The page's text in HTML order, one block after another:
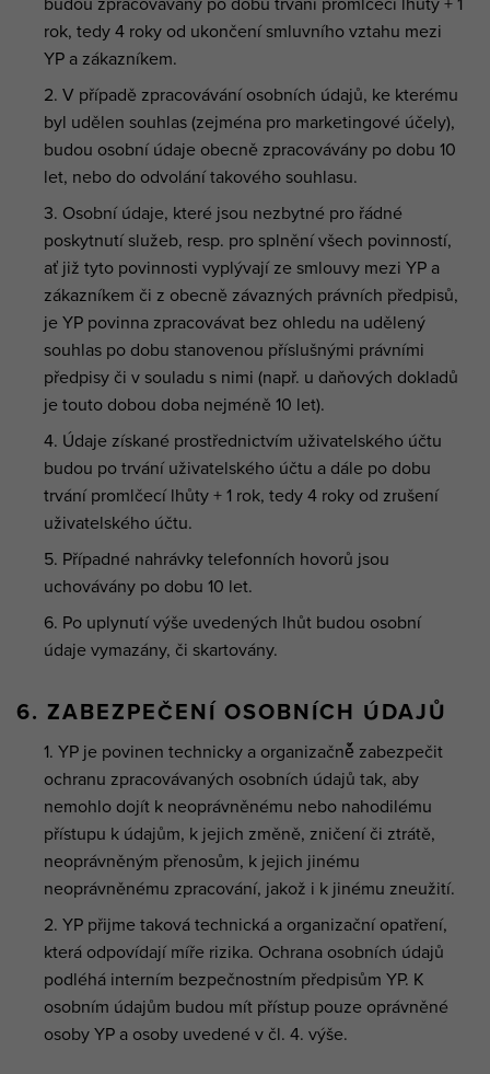
rok, tedy 4 roky od ukončení smluvního vztahu mezi
YP a zákazníkem.
V případě zpracovávání osobních údajů, ke kterému
byl udělen souhlas (zejména pro marketingové účely),
budou osobní údaje obecně zpracovávány po dobu 10
let, nebo do odvolání takového souhlasu.
Osobní údaje, které jsou nezbytné pro řádné
poskytnutí služeb, resp. pro splnění všech povinností,
ať již tyto povinnosti vyplývají ze smlouvy mezi YP a
zákazníkem či z obecně závazných právních předpisů,
je YP povinna zpracovávat bez ohledu na udělený
souhlas po dobu stanovenou příslušnými právními
předpisy či v souladu s nimi (např. u daňových dokladů
je touto dobou doba nejméně 10 let).
Údaje získané prostřednictvím uživatelského účtu
budou po trvání uživatelského účtu a dále po dobu
trvání promlčecí lhůty + 1 rok, tedy 4 roky od zrušení
uživatelského účtu.
Případné nahrávky telefonních hovorů jsou
uchovávány po dobu 10 let.
Po uplynutí výše uvedených lhůt budou osobní
údaje vymazány, či skartovány.
6. ZABEZPEČENÍ OSOBNÍCH ÚDAJŮ
YP je povinen technicky a organizačně̌ zabezpečit
ochranu zpracovávaných osobních údajů tak, aby
nemohlo dojít k neoprávněnému nebo nahodilému
přístupu k údajům, k jejich změně, zničení či ztrátě,
neoprávněným přenosům, k jejich jinému
neoprávněnému zpracování, jakož i k jinému zneužití.
YP přijme taková technická a organizační opatření,
která odpovídají míře rizika. Ochrana osobních údajů
podléhá interním bezpečnostním předpisům YP. K
osobním údajům budou mít přístup pouze oprávněné
osoby YP a osoby uvedené v čl. 4. výše.​